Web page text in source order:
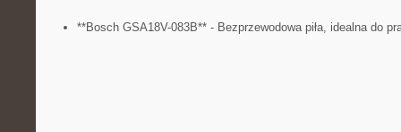
**Bosch‍ GSA18V-083B**​ -⁤ Bezprzewodowa piła, idealna do